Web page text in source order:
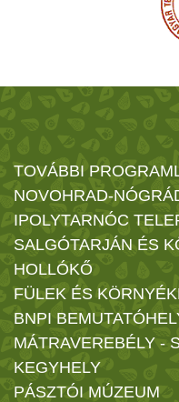
TOVÁBBI
NOVOHRAD-
IPOLYTARNÓC
SALGÓTARJÁN ÉS
HOLLÓKŐ
FÜLEK ÉS
BNPI
MÁTRAVEREBÉLY -
KEGYHELY
PÁSZTÓI MÚZEUM